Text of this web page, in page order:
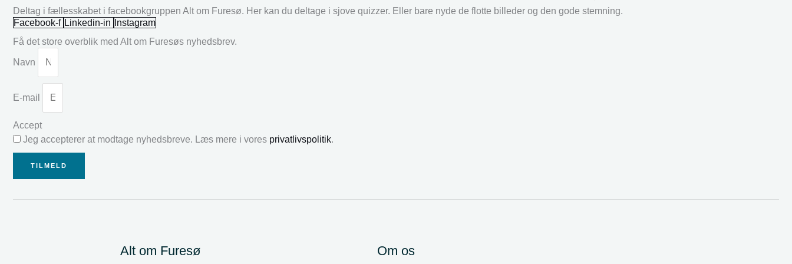
Deltag i fællesskabet i facebookgruppen Alt om Furesø. Her kan du deltage i sjove quizzer. Eller bare nyde de flotte billeder og den gode stemning.
Facebook-f Linkedin-in
Instagram
Få det store overblik med Alt om Furesøs nyhedsbrev.
Navn
E-mail
Accept
Jeg accepterer at modtage nyhedsbreve. Læs mere i vores privatlivspolitik.
TILMELD
Alt om Furesø Om os